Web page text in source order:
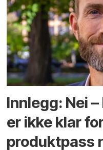
Innlegg: Nei
er ikke klar
produktpass